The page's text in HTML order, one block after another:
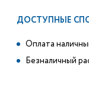
ДОСТУПНЫЕ
Оплата
Безналичный